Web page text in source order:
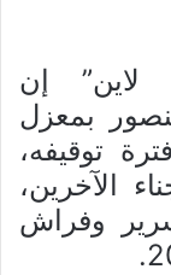
لاين” إن
بمعزل
توقيفه،
الآخرين،
وفراش